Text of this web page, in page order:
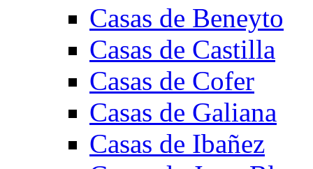
Casas de Beneyto
Casas de Castilla
Casas de Cofer
Casas de Galiana
Casas de Ibañez